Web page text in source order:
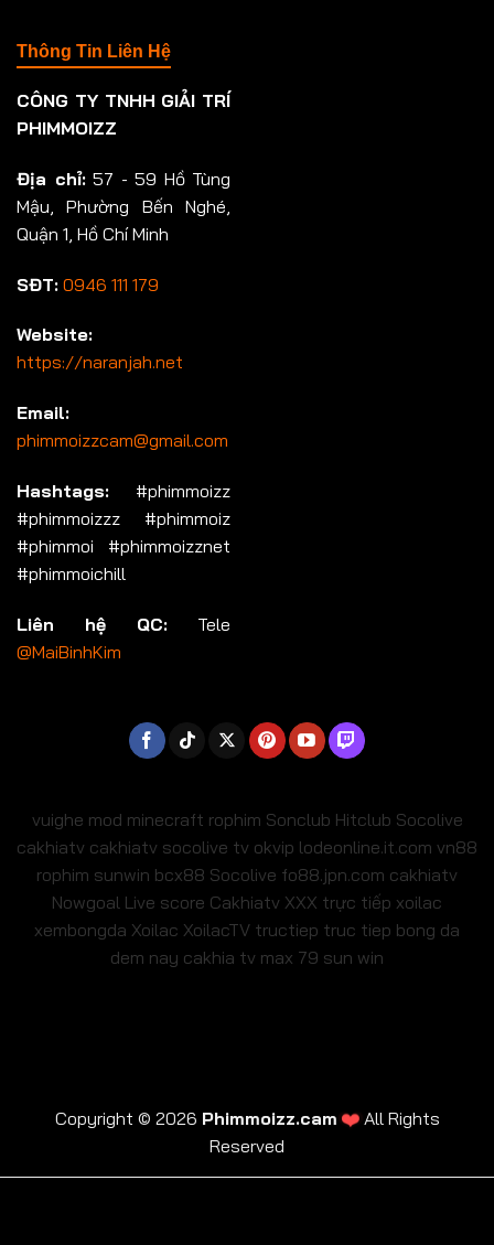
Thông Tin Liên Hệ
CÔNG TY TNHH GIẢI TRÍ
PHIMMOIZZ
Địa chỉ:57 - 59 Hồ Tùng
Mậu, Phường Bến Nghé,
Quận 1, Hồ Chí Minh
SĐT: 0946 111 179
Website:
https://naranjah.net
Email:
phimmoizzcam@gmail.com
Hashtags: #phimmoizz
#phimmoizzz #phimmoiz
#phimmoi #phimmoizznet
#phimmoichill
Liên hệ QC: Tele
@MaiBinhKim
vuighe mod minecraft rophim Sonclub Hitclub Socolive
cakhiatv cakhiatv socolive tv okvip lodeonline.it.com vn88
rophim sunwin bcx88 Socolive fo88.jpn.com cakhiatv
Nowgoal Live score Cakhiatv XXX trực tiếp xoilac
xembongda Xoilac XoilacTV tructiep truc tiep bong da
dem nay cakhia tv max 79 sun win
Copyright © 2026 Phimmoizz.cam ❤️All Rights
Reserved